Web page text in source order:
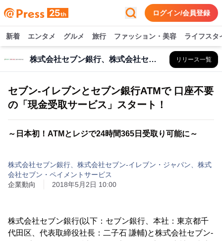
ログイン/会員登録
新着 エンタメ グルメ 旅行 ファッション・美容 ライフスタ
株式会社セブン銀行、株式会社セブン‐イレブン・ジャパン、株式会社セブン・ペイメントサービス リリース一覧
セブン‐イレブンとセブン銀行ATMで 口座不要
の「現金受取サービス」スタート！
～日本初！ATMとレジで24時間365日受取り可能に～
株式会社セブン銀行、株式会社セブン‐イレブン・ジャパン、株式
会社セブン・ペイメントサービス
企業動向
2018年5月2日 10:00
株式会社セブン銀行(以下：セブン銀行、本社：東京都千
代田区、代表取締役社長：二子石 謙輔)と株式会社セブン‐